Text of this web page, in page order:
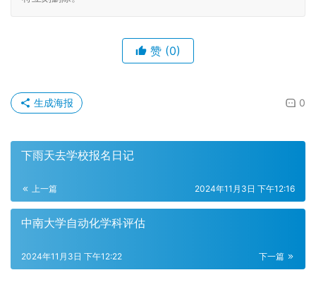
赞 (0)
0
生成海报
下雨天去学校报名日记
上一篇 2024年11月3日 下午12:16
中南大学自动化学科评估
下一篇
2024年11月3日 下午12:22